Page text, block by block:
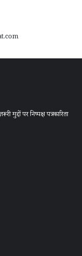
पर निष्पक्ष पत्रकारिता